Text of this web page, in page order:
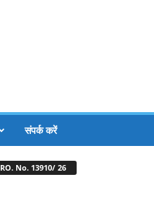
संपर्क करें
RO. No. 13910/ 26